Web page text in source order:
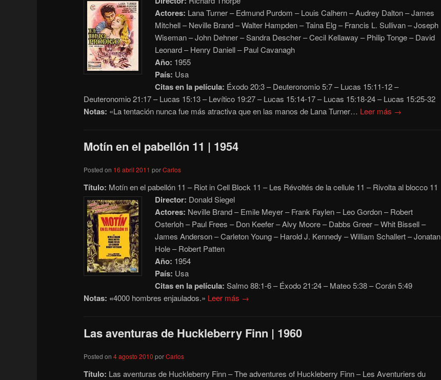
Actores: Lana Turner – Edmund Purdom – Louis Calhern – Audrey Dalton – James
Mitchell – Neville Brand – Walter Hampden – Taina Elg – Francis L. Sullivan – Joseph
Wiseman – John Dehner – Sandra Descher – Cecil Kellaway – Philip Tonge – David
Leonard – Henry Daniell – Paul Cavanagh
Año: 1955
País: Usa
Citas en la película: Éxodo 20:3 – Deuteronomio 5:7 – Lucas 15:11-12 –
Deuteronomio 21:17 – Lucas 15:13 – Levítico 19:27 – Lucas 15:14-17 – Lucas 15:18-24 – Lucas 15:25-32
Notas: «La tentación nunca fue más atractiva que en las manos de Lana Turner… Leer más →
Motín en el pabellón 11 | 1954
Posted on 16 abril 2011 porCarlos
Título: Motín en el pabellón 11 – Riot in Cell Block 11 – Les Révoltés de la cellule 11 – Rivolta al blocco 11
Director: Donald Siegel
Actores: Neville Brand – Emile Meyer – Frank Faylen – Leo Gordon – Robert
Osterloh – Paul Frees – Don Keefer – Alvy Moore – Dabbs Greer – Whit Bissell –
James Anderson – Carleton Young – Harold J. Kennedy – William Schallert – Jonatan
Hole – Robert Patten
Año: 1954
País: Usa
Citas en la película: Salmo 88:1-6 – Éxodo 21:24 – Mateo 5:38 – Corán 5:49
Notas: «4000 hombres enjaulados.» Leer más →
Las aventuras de Huckleberry Finn | 1960
Posted on4 agosto 2010 porCarlos
Título: Las aventuras de Huckleberry Finn – The adventures of Huckleberry Finn – Les Aventuriers du